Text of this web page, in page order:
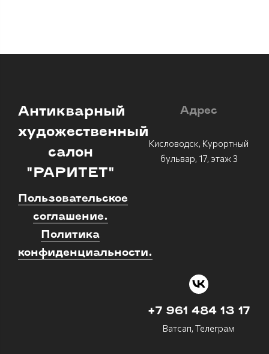
Антикварный
художественный
салон
"РАРИТЕТ"
Пользовательское
соглашение.
Политика
конфиденциальности.
Адрес
Кисловодск, Курортный
бульвар, 17, этаж 3
+7 961 484 13 17
Ватсап, Телеграм